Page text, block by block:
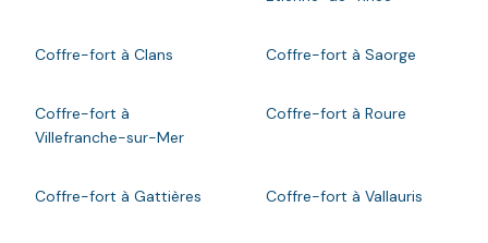
Coffre-fort à Clans Coffre-fort à Saorge
Coffre-fort à
Villefranche-sur-Mer
Coffre-fort à Roure
Coffre-fort à Gattières Coffre-fort à Vallauris